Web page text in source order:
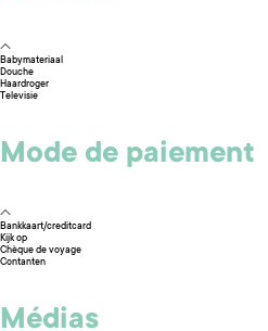
Babymateriaal
Douche
Haardroger
Televisie
Mode de paiement
Bankkaart/creditcard
Kijk op
Chèque de voyage
Contanten
Médias